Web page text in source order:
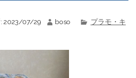
2023/07/29 boso
プラモ・キ